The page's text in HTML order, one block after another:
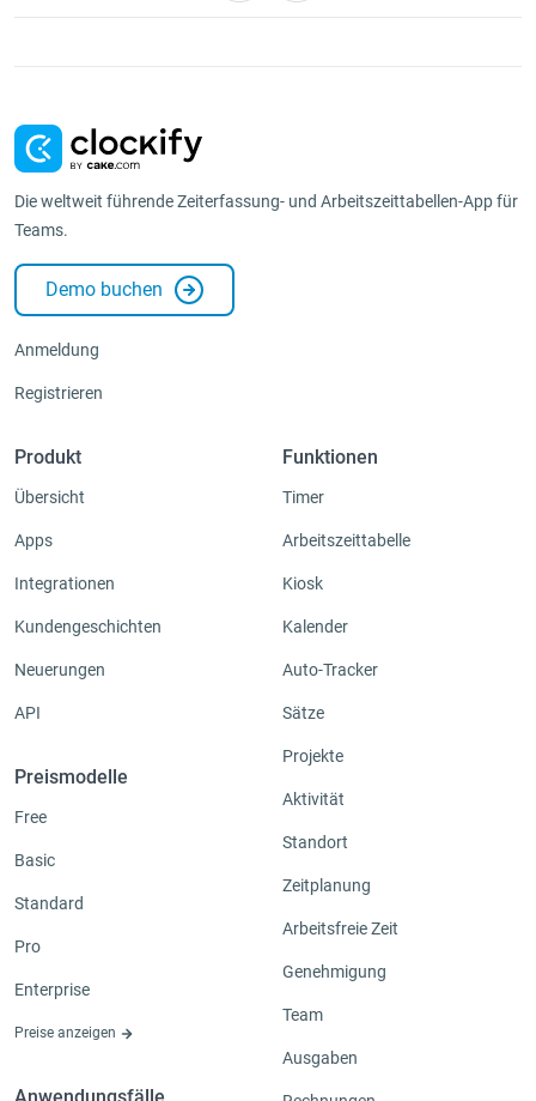
Die weltweit führende Zeiterfassung- und Arbeitszeittabellen-App für
Teams.
Demo buchen
Anmeldung
Registrieren
Produkt
Übersicht
Apps
Integrationen
Kundengeschichten
Neuerungen
API
Preismodelle
Free
Basic
Standard
Pro
Enterprise
Preise anzeigen
Funktionen
Timer
Arbeitszeittabelle
Kiosk
Kalender
Auto-Tracker
Sätze
Projekte
Aktivität
Standort
Zeitplanung
Arbeitsfreie Zeit
Genehmigung
Team
Ausgaben